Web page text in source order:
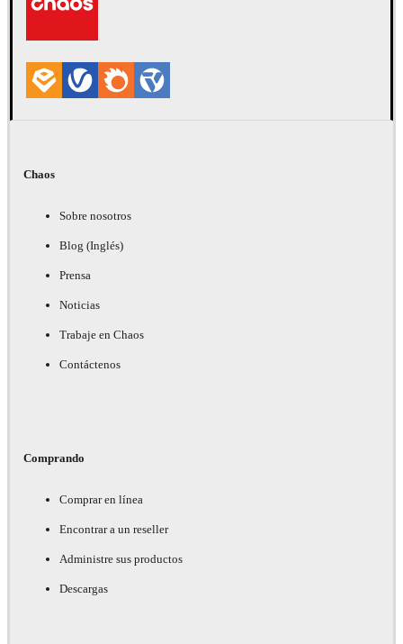
Chaos
Sobre nosotros
Blog (Inglés)
Prensa
Noticias
Trabaje en Chaos
Contáctenos
Comprando
Comprar en línea
Encontrar a un reseller
Administre sus productos
Descargas